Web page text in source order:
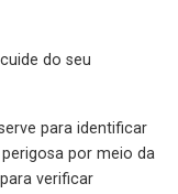
do seu
para identificar
por meio da
verificar